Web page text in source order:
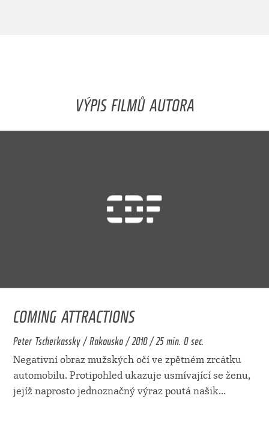
VÝPIS FILMŮ AUTORA
COMING ATTRACTIONS
Peter Tscherkassky / Rakousko / 2010 / 25 min. 0 sec.
Negativní obraz mužských očí ve zpětném zrcátku
automobilu. Protipohled ukazuje usmívající se ženu,
jejíž naprosto jednoznačný výraz poutá našik...